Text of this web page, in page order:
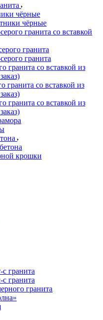
чёрные
чёрные
гранита со вставкой
гранита
гранита
гранита со вставкой из
гранита со вставкой из
гранита со вставкой из
крошки
гранита
гранита
гранита